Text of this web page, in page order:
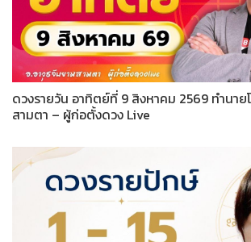
ดวงรายวัน อาทิตย์ที่ 9 สิงหาคม 2569 ทำนาย
สามตา – ผู้ก่อตั้งดวง Live